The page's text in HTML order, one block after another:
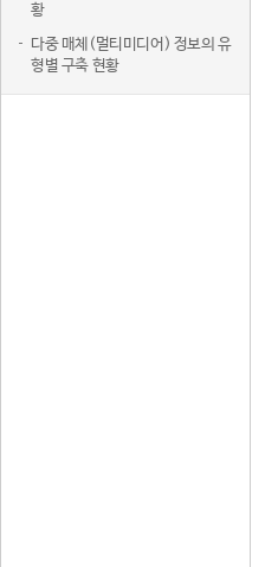
황
다중 매체(멀티미디어) 정보의 유
형별 구축 현황